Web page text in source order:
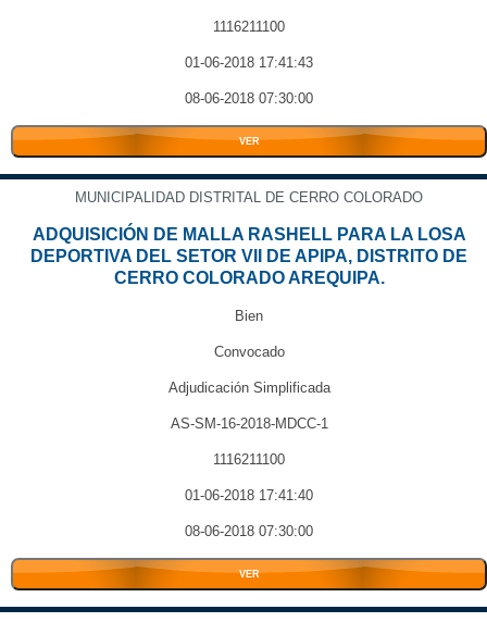
1116211100
01-06-2018 17:41:43
08-06-2018 07:30:00
VER
MUNICIPALIDAD DISTRITAL DE CERRO COLORADO
ADQUISICIÓN DE MALLA RASHELL PARA LA LOSA
DEPORTIVA DEL SETOR VII DE APIPA, DISTRITO DE
CERRO COLORADO AREQUIPA.
Bien
Convocado
Adjudicación Simplificada
AS-SM-16-2018-MDCC-1
1116211100
01-06-2018 17:41:40
08-06-2018 07:30:00
VER